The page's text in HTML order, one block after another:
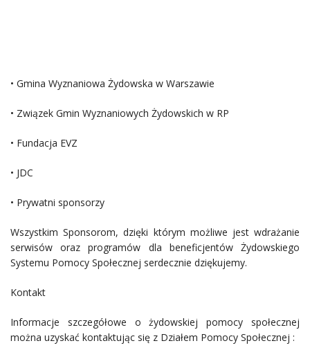
• Gmina Wyznaniowa Żydowska w Warszawie
• Związek Gmin Wyznaniowych Żydowskich w RP
• Fundacja EVZ
• JDC
• Prywatni sponsorzy
Wszystkim Sponsorom, dzięki którym możliwe jest wdrażanie
serwisów oraz programów dla beneficjentów Żydowskiego
Systemu Pomocy Społecznej serdecznie dziękujemy.
Kontakt
Informacje szczegółowe o żydowskiej pomocy społecznej
można uzyskać kontaktując się z Działem Pomocy Społecznej :